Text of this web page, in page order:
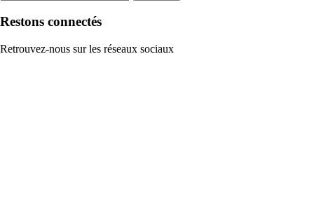
Restons connectés
Retrouvez-nous sur les réseaux sociaux